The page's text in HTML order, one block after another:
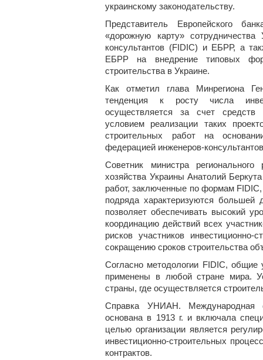
украинскому законодательству.
Представитель Европейского
«дорожную карту»
консультантов (FIDIC) и ЕБРР, а
ЕБРР на внедрение типовых
строительства в Украине.
Как отметил глава Минрегиона
тенденция к росту числа
осуществляется за счет
условием реализации таких
строительных работ на
федерацией инженеров-
Советник министра
хозяйства Украины Анатолий
работ, заключенные по формам
подряда характеризуются
позволяет обеспечивать высокий
координацию действий всех
рисков участников
сокращению сроков строительства
Согласно методологии FIDIC, общие
применены в любой стране мира.
страны, где осуществляется
Справка УНИАН. Международная
основана в 1913 г. и включала
целью организации является
инвестиционно-строительных
контрактов.